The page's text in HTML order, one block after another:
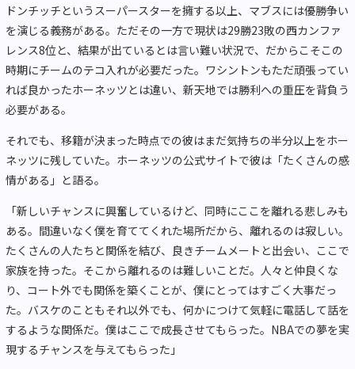
ドンチッチというスーパースターを擁する以上、マブスには優勝争い
を演じる義務がある。ただその一方で現状は29勝23敗の西カンファ
レンス8位と、結果が出ているとは言い難い状況で、だからこそこの
時期にチームのテコ入れが必要だった。ワシントンもただ頑張ってい
れば良かったホーネッツとは違い、新天地では勝利への重圧を背負う
必要がある。
それでも、移籍が決まった時点での彼はまだ気持ちの半分以上をホー
ネッツに残していた。ホーネッツの公式サイトで彼は「たくさんの感
情がある」と語る。
「新しいチャンスに興奮しているけど、同時にここを離れる悲しみも
ある。間違いなく僕を育ててくれた場所だから、離れるのは寂しい。
たくさんの人たちと関係を結び、良きチームメートと出会い、ここで
家族を持った。そこから離れるのは難しいことだ。人々と仲良くな
り、コート外でも関係を築くことが、僕にとってはすごく大事だっ
た。バスケのこともそれ以外でも、何かにつけて気軽に電話して話を
するような関係だ。僕はここで成長させてもらった。NBAでの夢を実
現するチャンスを与えてもらった」